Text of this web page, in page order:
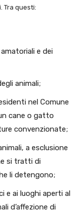
Tra questi:
e dei
animali;
nel Comune
cane o gatto
convenzionate;
a esclusione
si tratti di
li detengono;
e ai luoghi aperti al
d’affezione di